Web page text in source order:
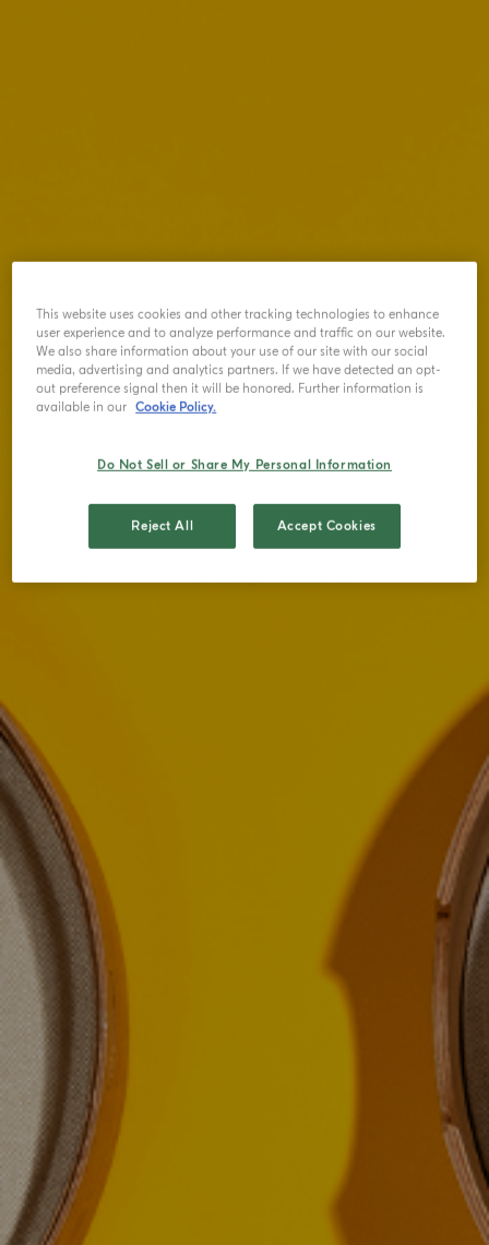
This website uses cookies and other tracking technologies to enhance
user experience and to analyze performance and traffic on our website.
We also share information about your use of our site with our social
media, advertising and analytics partners. If we have detected an opt-
out preference signal then it will be honored. Further information is
available in our Cookie Policy.
Do Not Sell or Share My Personal Information
Reject All Accept Cookies